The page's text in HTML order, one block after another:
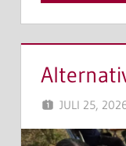
JULI 25,